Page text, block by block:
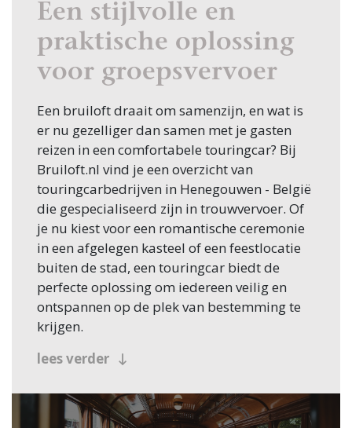
Een stijlvolle en
praktische oplossing
voor groepsvervoer
Een bruiloft draait om samenzijn, en wat is
er nu gezelliger dan samen met je gasten
reizen in een comfortabele touringcar? Bij
Bruiloft.nl vind je een overzicht van
touringcarbedrijven in Henegouwen - België
die gespecialiseerd zijn in trouwvervoer. Of
je nu kiest voor een romantische ceremonie
in een afgelegen kasteel of een feestlocatie
buiten de stad, een touringcar biedt de
perfecte oplossing om iedereen veilig en
ontspannen op de plek van bestemming te
krijgen.
Waarom een touringcar huren
Het vervoer van gasten is vaak een
lees verder